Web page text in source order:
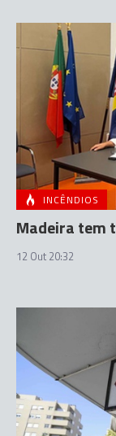
INCÊNDIOS
Madeira tem
12 Out 20:32